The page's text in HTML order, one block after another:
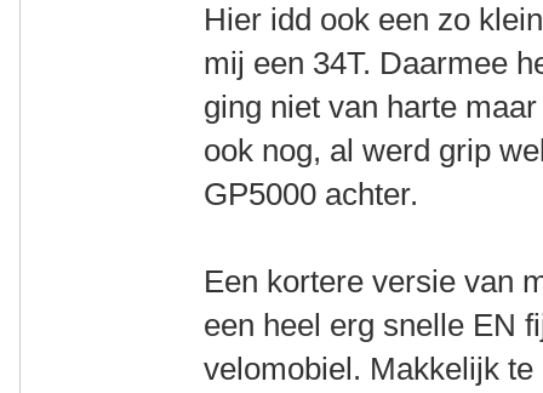
Hier idd ook een zo
mij een 34T. Daarmee
ging niet van harte
ook nog, al werd grip
GP5000 achter.
Een kortere versie van
een heel erg snelle EN
velomobiel. Makkelijk